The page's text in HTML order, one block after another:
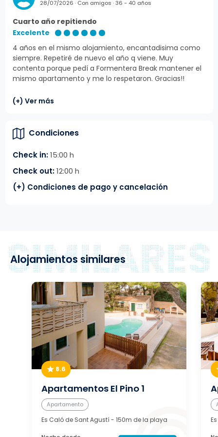
28/07/2026 · Con amigos · 36 - 40 años
Cuarto año repitiendo
Excelente
4 años en el mismo alojamiento, encantadisima como
siempre. Repetiré de nuevo el año q viene. Muy
contenta porque pedí a Formentera Break mantener el
mismo apartamento y me lo respetaron. Gracias!!
(+) Ver más
Condiciones
Check in:15:00 h
Check out:12:00 h
(+) Condiciones de pago y cancelación
Alojamientos similares
8.6
Apartamentos El Pino 1
Apartamento
Es Caló de Sant Agustí- 150m de la playa